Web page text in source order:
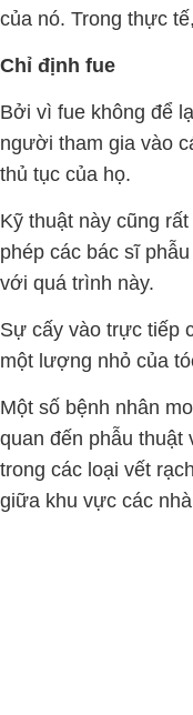
của nó. Trong thực
Chỉ định fue
Bởi vì fue không để
người tham gia vào
thủ tục của họ.
Kỹ thuật này cũng
phép các bác sĩ
với quá trình này.
Sự cấy vào trực tiếp
một lượng nhỏ của
Một số bệnh nhân
quan đến phẫu
trong các loại vết
giữa khu vực các